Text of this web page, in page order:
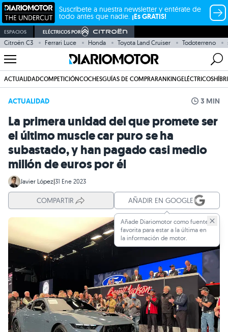
Suscríbete a nuestra newsletter y entérate de
todo antes que nadie. ¡Es GRATIS!
ESPACIOS ELÉCTRICOS POR
Citroën C3 Ferrari Luce Honda Toyota Land Cruiser Todoterreno
ACTUALIDADCOMPETICIÓNCOCHESGUÍAS DE COMPRARANKINGELÉCTRICOS
ACTUALIDAD 3 MIN
La primera unidad del que promete ser
el último muscle car puro se ha
subastado, y han pagado casi medio
millón de euros por él
Javier López|31 Ene 2023
COMPARTIR AÑADIR EN GOOGLE
Añade Diariomotor como fuente
favorita para estar a la última en
la información de motor.